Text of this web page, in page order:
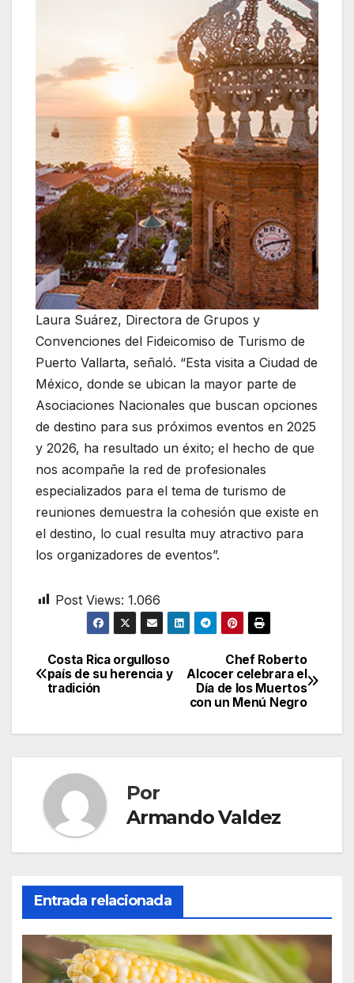
Laura Suárez, Directora de Grupos y
Convenciones del Fideicomiso de Turismo de
Puerto Vallarta, señaló. “Esta visita a Ciudad de
México, donde se ubican la mayor parte de
Asociaciones Nacionales que buscan opciones
de destino para sus próximos eventos en 2025
y 2026, ha resultado un éxito; el hecho de que
nos acompañe la red de profesionales
especializados para el tema de turismo de
reuniones demuestra la cohesión que existe en
el destino, lo cual resulta muy atractivo para
los organizadores de eventos”.
Post Views: 1.066
Navegación
de
entradas
Chef Roberto
Alcocer celebrara el
Día de los Muertos
con un Menú Negro
Costa Rica orgulloso
país de su herencia y
tradición
Por
Armando Valdez
Entrada relacionada